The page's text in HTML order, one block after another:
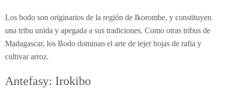
Los bodo son originarios de la región de Ikorombe, y constituyen
una tribu unida y apegada a sus tradiciones. Como otras tribus de
Madagascar, los Bodo dominan el arte de tejer hojas de rafia y
cultivar arroz.
Antefasy: Irokibo